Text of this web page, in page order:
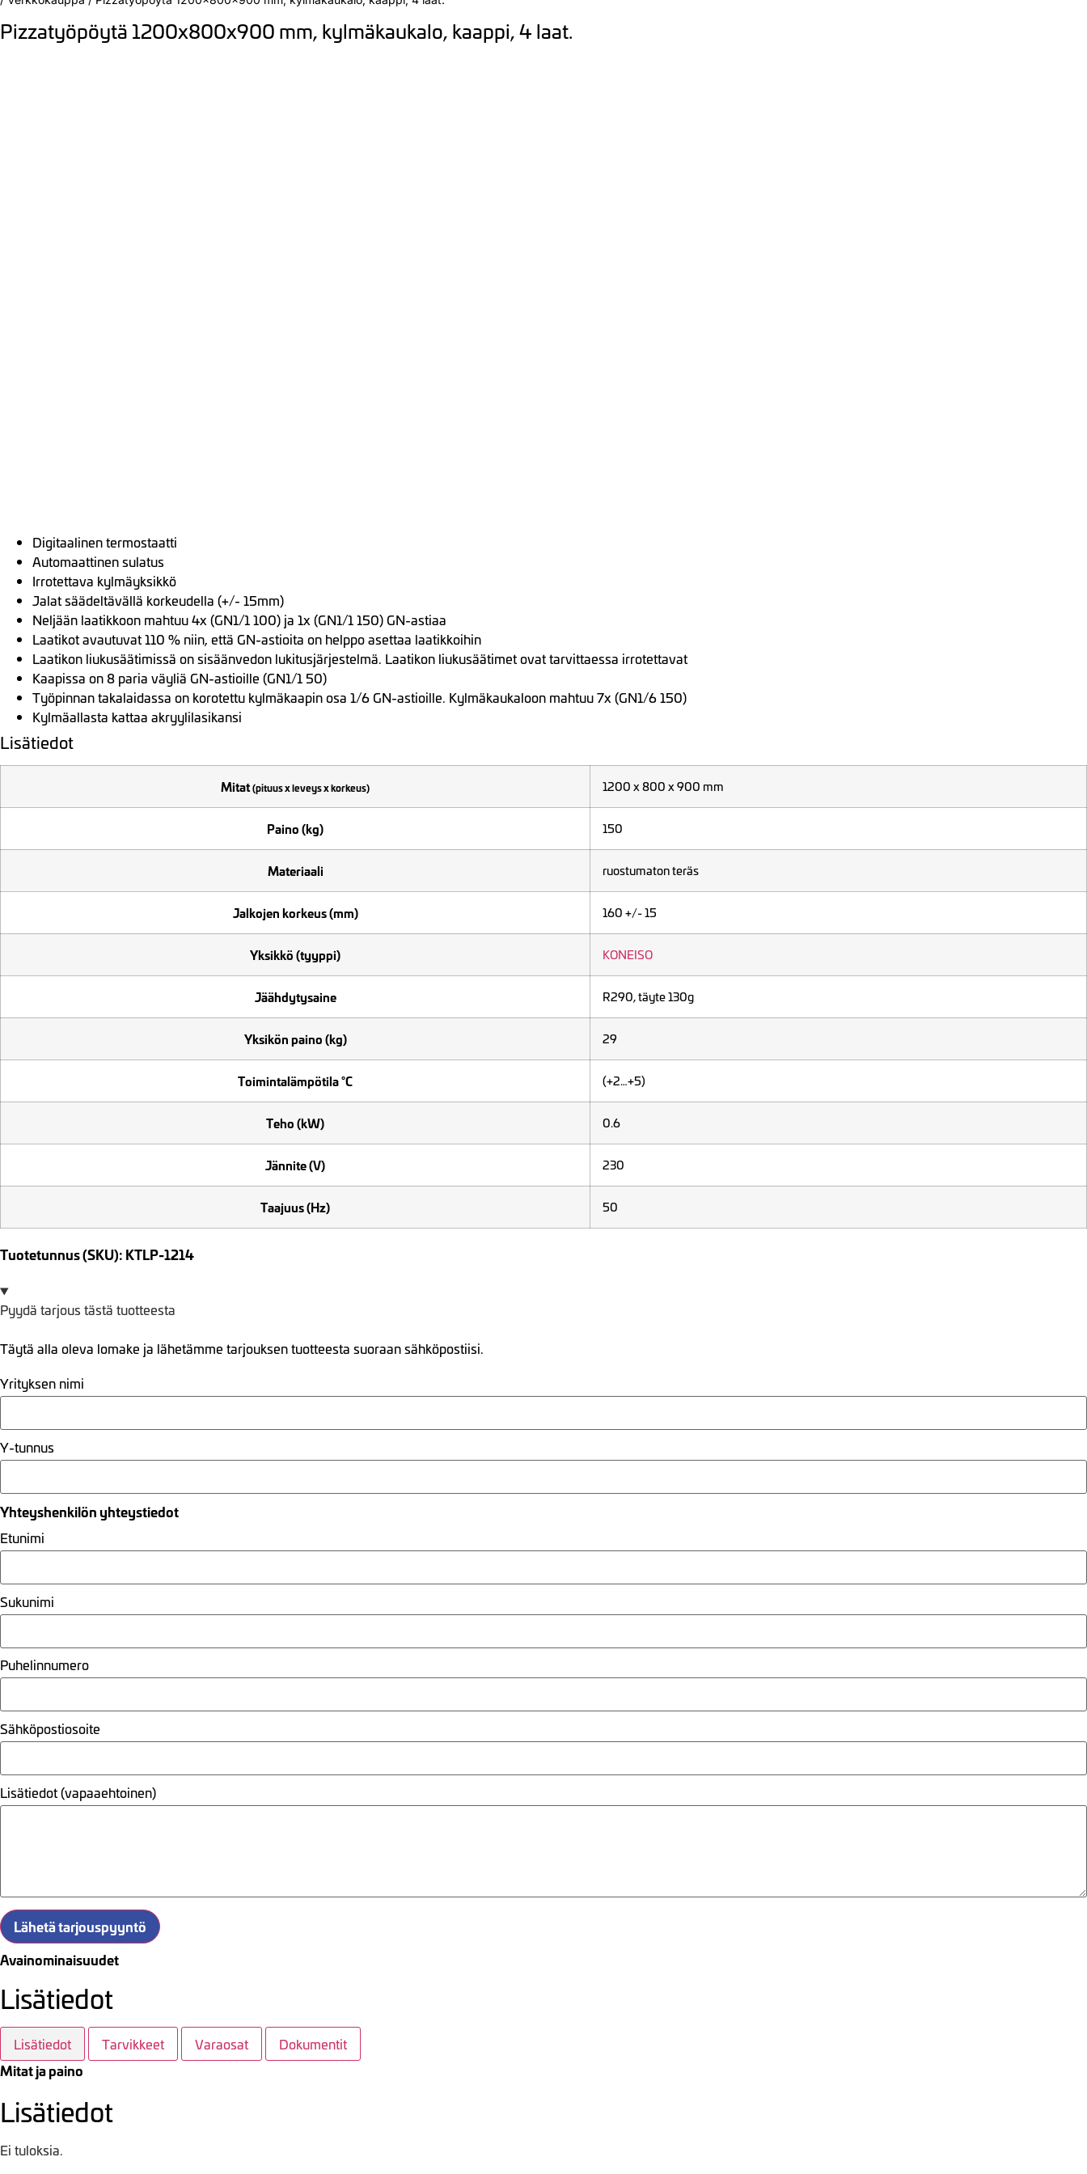
Pizzatyöpöytä 1200x800x900 mm, kylmäkaukalo, kaappi, 4 laat.
Digitaalinen termostaatti
Automaattinen sulatus
Irrotettava kylmäyksikkö
Jalat säädeltävällä korkeudella (+/- 15mm)
Neljään laatikkoon mahtuu 4x (GN1/1 100) ja 1x (GN1/1 150) GN-astiaa
Laatikot avautuvat 110 % niin, että GN-astioita on helppo asettaa laatikkoihin
Laatikon liukusäätimissä on sisäänvedon lukitusjärjestelmä. Laatikon liukusäätimet ovat tarvittaessa irrotettavat
Kaapissa on 8 paria väyliä GN-astioille (GN1/1 50)
Työpinnan takalaidassa on korotettu kylmäkaapin osa 1/6 GN-astioille. Kylmäkaukaloon mahtuu 7x (GN1/6 150)
Kylmäallasta kattaa akryylilasikansi
Lisätiedot
Mitat(pituus x leveys x korkeus) 1200 x 800 x 900 mm
Paino (kg) 150
Materiaali ruostumaton teräs
Jalkojen korkeus (mm) 160 +/- 15
Yksikkö (tyyppi) KONEISO
Jäähdytysaine R290, täyte 130g
Yksikön paino (kg) 29
Toimintalämpötila °C (+2…+5)
Teho (kW) 0.6
Jännite (V) 230
Taajuus (Hz) 50
Tuotetunnus (SKU): KTLP-1214
Pyydä tarjous tästä tuotteesta
Täytä alla oleva lomake ja lähetämme tarjouksen tuotteesta suoraan sähköpostiisi.
Yrityksen nimi
Y-tunnus
Yhteyshenkilön yhteystiedot
Etunimi
Sukunimi
Puhelinnumero
Sähköpostiosoite
Lisätiedot (vapaaehtoinen)
Lähetä tarjouspyyntö
Avainominaisuudet
Lisätiedot
Lisätiedot Tarvikkeet Varaosat Dokumentit
Mitat ja paino
Lisätiedot
Ei tuloksia.